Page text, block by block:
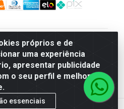
próprios e de
uma experiência
apresentar publicidade
o seu perfil e melhorar a
essenciais
Material de Construção LTDA
- Vila Da Penha, Rio de
110 - CNPJ: 11.003.135/0001-
27